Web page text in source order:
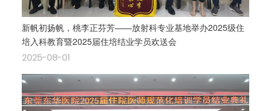
新帆初扬帆，桃李正芬芳——放射科专业基地举办2025级住
培入科教育暨2025届住培结业学员欢送会
2025-08-01